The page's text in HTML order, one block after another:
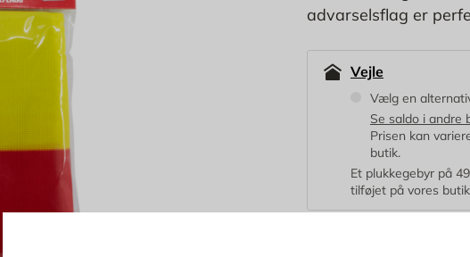
advarselsflag er
Vejle
Vælg en
Se saldo i andre
Prisen kan
butik.
Et plukkegebyr på
tilføjet på vores